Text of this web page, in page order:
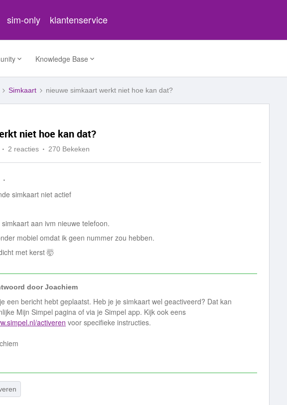
sim-only klantenservice
Knowledge Base
Simkaart nieuwe simkaart werkt niet hoe kan dat?
niet hoe kan dat?
2 reacties 270 Bekeken
simkaart niet actief
aan ivm nieuwe telefoon.
mobiel omdat ik geen nummer zou hebben.
met kerst 🤯
doorJoachiem
een bericht hebt geplaatst. Heb je je simkaart wel geactiveerd? Dat kan
Mijn Simpel pagina of via je Simpel app. Kijk ook eens
activeren voor specifieke instructies.